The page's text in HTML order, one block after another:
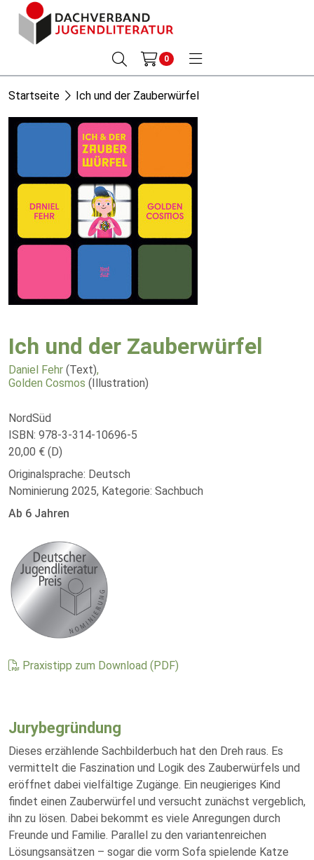
0
Startseite Ich und der Zauberwürfel
Ich und der Zauberwürfel
Daniel Fehr (Text),
Golden Cosmos (Illustration)
NordSüd
ISBN: 978-3-314-10696-5
20,00 € (D)
Originalsprache: Deutsch
Nominierung 2025, Kategorie: Sachbuch
Ab 6 Jahren
Praxistipp zum Download (PDF)
Jurybegründung
Dieses erzählende Sachbilderbuch hat den Dreh raus. Es
vermittelt die Faszination und Logik des Zauberwürfels und
eröffnet dabei vielfältige Zugänge. Ein neugieriges Kind
findet einen Zauberwürfel und versucht zunächst vergeblich,
ihn zu lösen. Dabei bekommt es viele Anregungen durch
Freunde und Familie. Parallel zu den variantenreichen
Lösungsansätzen – sogar die vorm Sofa spielende Katze